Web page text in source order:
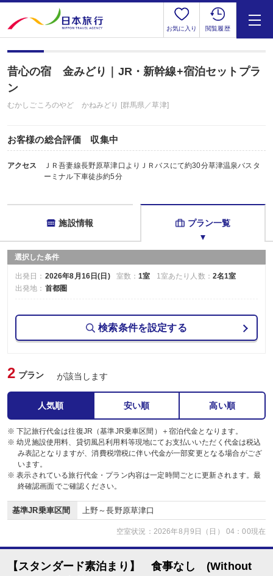
お気に入り 閲覧履歴
昔心の宿 金みどり｜JR・新幹線+宿泊セットプラ
ン
むかしごころのやど かねみどり [群馬県／草津]
お客様の総合評価 収集中
アクセス
ＪＲ吾妻線長野原草津口よりＪＲバスにて約30分草津温泉バスタ
ーミナル下車徒歩約5分
施設情報 プラン一覧
選択した条件
出発日： 2026年8月16日(日) 室数：1室 1室あたり人数： 2名1室
出発地： 首都圏
検索条件を設定する
2 プラン が該当します
人気順 安い順 高い順
※ 下記旅行代金は往復JR（基準JR乗車区間）＋宿泊代金となります。
※ 幼児施設使用料、貸切風呂利用料等現地にてお支払いいただく代金は税込
み表記となりますが、消費税増税に伴い代金が一部変更となる場合がござ
います。
※ 表示されている旅行代金・プラン内容は一定時間ごとに更新されます。最
終確認画面でご確認ください。
基準JR乗車区間 上野～長野原草津口
空室状況：2026年8月9日（日） 04：00現在
【スタンダード素泊まり】 食事なし (Without